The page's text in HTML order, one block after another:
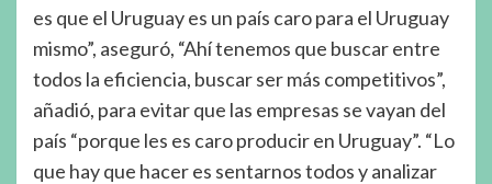
es que el Uruguay es un país caro para el Uruguay
mismo”, aseguró, “Ahí tenemos que buscar entre
todos la eficiencia, buscar ser más competitivos”,
añadió, para evitar que las empresas se vayan del
país “porque les es caro producir en Uruguay”. “Lo
que hay que hacer es sentarnos todos y analizar